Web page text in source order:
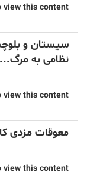
this content.
سیستان و
نظامی به مرگ...
this content.
معوقات مزدی
this content.